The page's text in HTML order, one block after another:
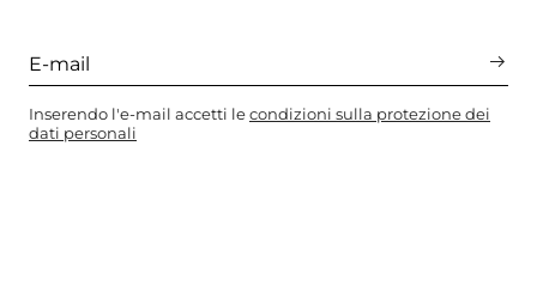
Inserendo l'e-mail accetti lecondizioni sulla protezione dei
dati personali